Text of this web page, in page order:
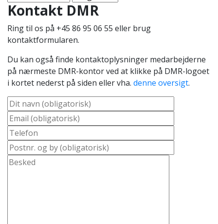
Kontakt DMR
Ring til os på +45 86 95 06 55 eller brug
kontaktformularen.
Du kan også finde kontaktoplysninger medarbejderne
på nærmeste DMR-kontor ved at klikke på DMR-logoet
i kortet nederst på siden eller vha. denne oversigt.